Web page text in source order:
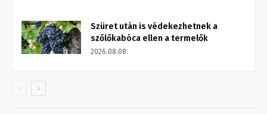
Szüret után is védekezhetnek a
szőlőkabóca ellen a termelők
2026.08.08.